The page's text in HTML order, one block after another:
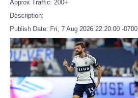
Approx Traffic: 200+
Description:
Publish Date: Fri, 7 Aug 2026 22:20:00 -0700